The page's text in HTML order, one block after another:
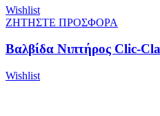
Wishlist
ΖΗΤΗΣΤΕ ΠΡΟΣΦΟΡΑ
Βαλβίδα Νιπτήρος Clic-
Wishlist